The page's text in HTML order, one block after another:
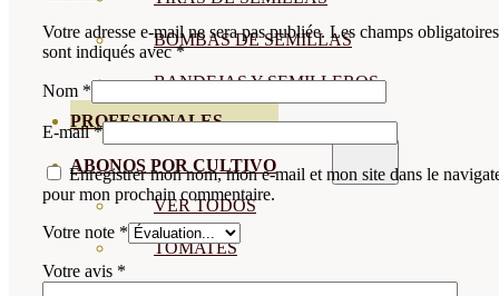
BOMBAS DE SEMILLAS
BANDEJAS Y SEMILLEROS
PROFESIONALES
ABONOS POR CULTIVO
VER TODOS
TOMATES
Votre adresse e-mail ne sera pas publiée. Les champs obligatoires
sont indiqués avec*
Nom *
E-mail*
Enregistrer mon nom, mon e-mail et mon site dans le
pour mon prochain commentaire.
Votre note *
Votre avis *